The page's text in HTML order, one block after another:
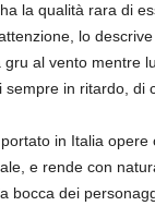
la qualità rara di
lo
al vento
in ritardo,
in Italia
e rende con
bocca dei